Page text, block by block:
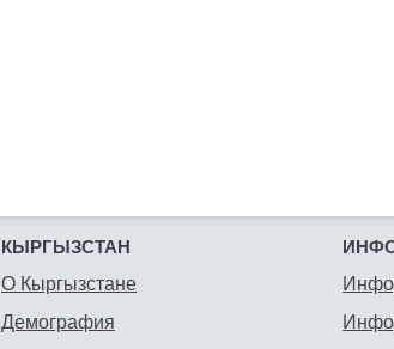
КЫРГЫЗСТАН
О Кыргызстане
Демография